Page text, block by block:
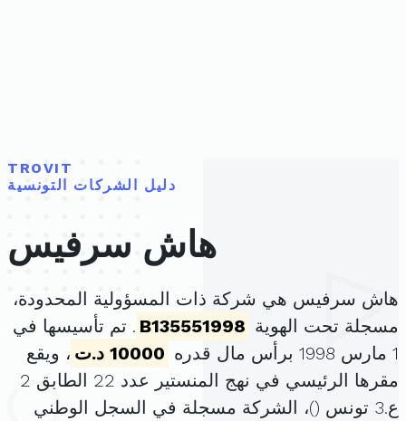
TROVIT
دليل الشركات التونسية
هاش سرفيس
هاش سرفيس هي شركة ذات المسؤولية المحدودة،
مسجلة تحت الهوية B135551998 . تم تأسيسها في
1 مارس 1998 برأس مال قدره
10000 د.ت
، ويقع
مقرها الرئيسي في نهج المنستير عدد 22 الطابق 2
ع.3 تونس (
)، الشركة مسجلة في السجل الوطني